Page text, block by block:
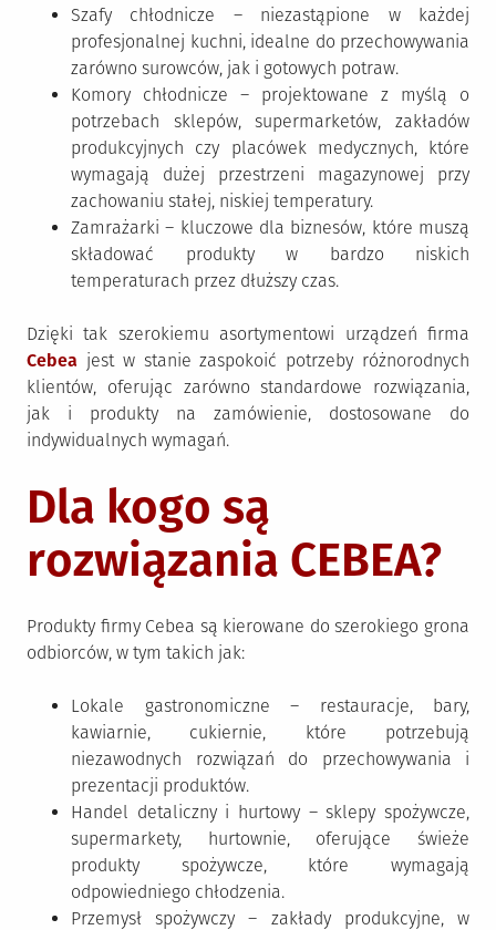
Szafy chłodnicze – niezastąpione w każdej
profesjonalnej kuchni, idealne do przechowywania
zarówno surowców, jak i gotowych potraw.
Komory chłodnicze – projektowane z myślą o
potrzebach sklepów, supermarketów, zakładów
produkcyjnych czy placówek medycznych, które
wymagają dużej przestrzeni magazynowej przy
zachowaniu stałej, niskiej temperatury.
Zamrażarki – kluczowe dla biznesów, które muszą
składować produkty w bardzo niskich
temperaturach przez dłuższy czas.
Dzięki tak szerokiemu asortymentowi urządzeń firma
Cebea jest w stanie zaspokoić potrzeby różnorodnych
klientów, oferując zarówno standardowe rozwiązania,
jak i produkty na zamówienie, dostosowane do
indywidualnych wymagań.
Dla kogo są
rozwiązania CEBEA?
Produkty firmy Cebea są kierowane do szerokiego grona
odbiorców, w tym takich jak:
Lokale gastronomiczne – restauracje, bary,
kawiarnie, cukiernie, które potrzebują
niezawodnych rozwiązań do przechowywania i
prezentacji produktów.
Handel detaliczny i hurtowy – sklepy spożywcze,
supermarkety, hurtownie, oferujące świeże
produkty spożywcze, które wymagają
odpowiedniego chłodzenia.
Przemysł spożywczy – zakłady produkcyjne, w